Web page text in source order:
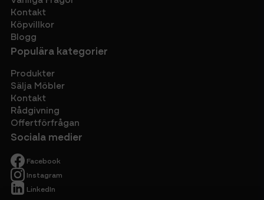
Kontakt
Köpvillkor
Blogg
Populära kategorier
Produkter
Sälja Möbler
Kontakt
Rådgivning
Offertförfrågan
Sociala medier
Facebook
Instagram
LinkedIn